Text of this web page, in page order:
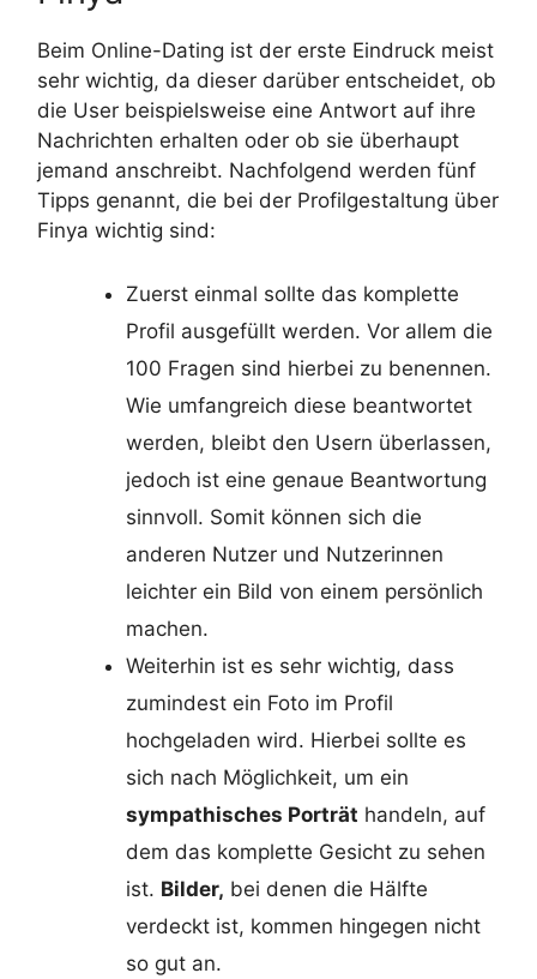
Beim Online-Dating ist der erste Eindruck meist
sehr wichtig, da dieser darüber entscheidet, ob
die User beispielsweise eine Antwort auf ihre
Nachrichten erhalten oder ob sie überhaupt
jemand anschreibt. Nachfolgend werden fünf
Tipps genannt, die bei der Profilgestaltung über
Finya wichtig sind:
Zuerst einmal sollte das komplette
Profil ausgefüllt werden. Vor allem die
100 Fragen sind hierbei zu benennen.
Wie umfangreich diese beantwortet
werden, bleibt den Usern überlassen,
jedoch ist eine genaue Beantwortung
sinnvoll. Somit können sich die
anderen Nutzer und Nutzerinnen
leichter ein Bild von einem persönlich
machen.
Weiterhin ist es sehr wichtig, dass
zumindest ein Foto im Profil
hochgeladen wird. Hierbei sollte es
sich nach Möglichkeit, um ein
sympathisches Porträt handeln, auf
dem das komplette Gesicht zu sehen
ist. Bilder, bei denen die Hälfte
verdeckt ist, kommen hingegen nicht
so gut an.